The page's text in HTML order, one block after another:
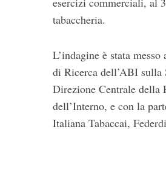
tabaccheria.
L’indagine è stata
di Ricerca dell’ABI
Direzione Centrale
dell’Interno, e con la
Italiana Tabaccai,